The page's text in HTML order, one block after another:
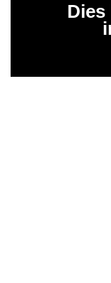
Dies